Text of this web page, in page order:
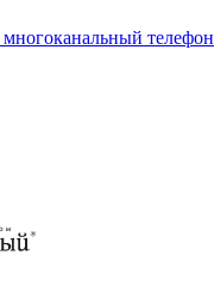
многоканальный телефон